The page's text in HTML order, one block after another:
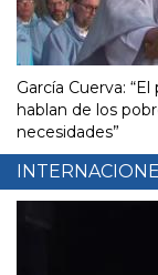
García Cuerva:
hablan de los
necesidades”